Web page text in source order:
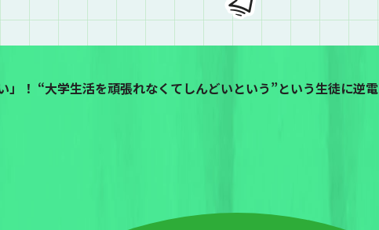
」！ “大学生活を頑張れなくてしんどいという”という生徒に逆電